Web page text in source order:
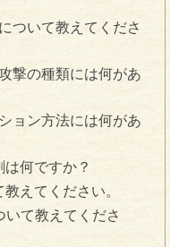
ついて教えてくださ
撃の種類には何があ
ョン方法には何があ
何ですか？
えてください。
いて教えてくださ